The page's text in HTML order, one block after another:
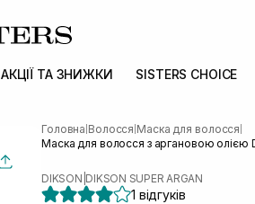
АКЦІЇ ТА ЗНИЖКИ SISTERS CHOICE
Головна Волосся Маска для волосся
Маска для волосся з аргановою олією
DIKSON DIKSON SUPER ARGAN
1 відгуків